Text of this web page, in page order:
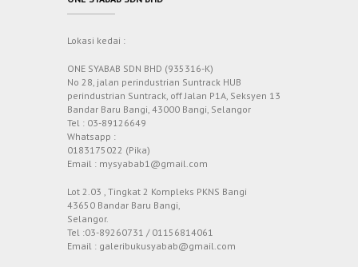
Lokasi kedai :
ONE SYABAB SDN BHD (935316-K)
No 28, jalan perindustrian Suntrack HUB
perindustrian Suntrack, off Jalan P1A, Seksyen 13
Bandar Baru Bangi, 43000 Bangi, Selangor
Tel : 03-89126649
Whatsapp :
0183175022 (Pika)
Email : mysyabab1@gmail.com
Lot 2.03 , Tingkat 2 Kompleks PKNS Bangi
43650 Bandar Baru Bangi,
Selangor.
Tel :03-89260731 / 01156814061
Email : galeribukusyabab@gmail.com